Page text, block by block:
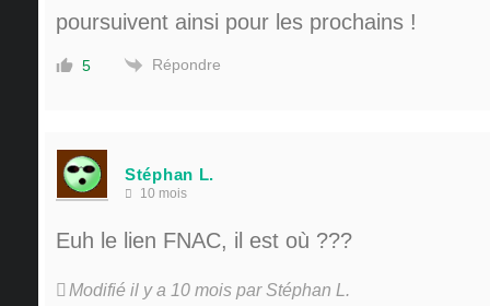
poursuivent ainsi pour les prochains !
5 Répondre
Stéphan L.
10 mois
Euh le lien FNAC, il est où ???
Modifié il y a 10 mois par Stéphan L.